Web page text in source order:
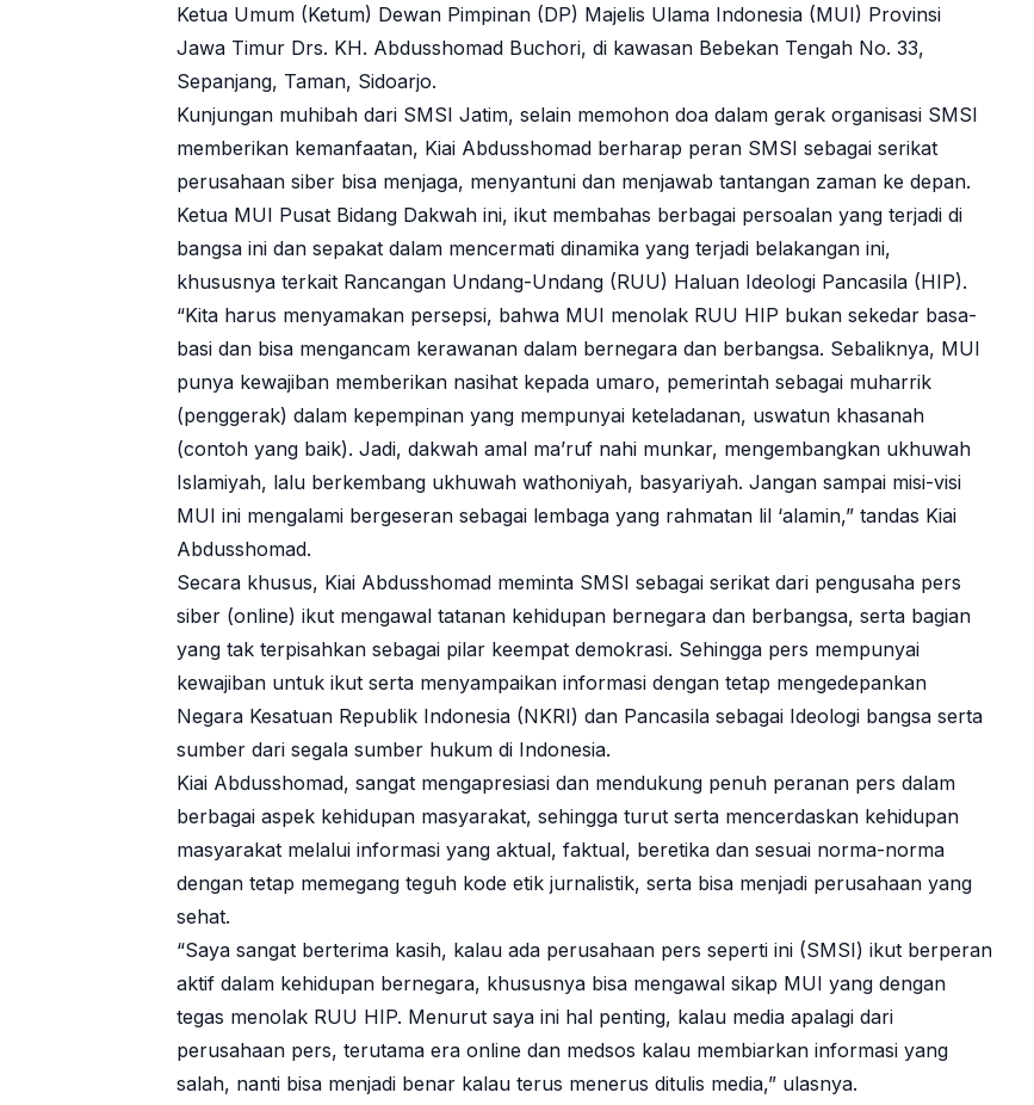
Ketua Umum (Ketum) Dewan Pimpinan (DP) Majelis Ulama Indonesia (MUI) Provinsi
Jawa Timur Drs. KH. Abdusshomad Buchori, di kawasan Bebekan Tengah No. 33,
Sepanjang, Taman, Sidoarjo.
Kunjungan muhibah dari SMSI Jatim, selain memohon doa dalam gerak organisasi SMSI
memberikan kemanfaatan, Kiai Abdusshomad berharap peran SMSI sebagai serikat
perusahaan siber bisa menjaga, menyantuni dan menjawab tantangan zaman ke depan.
Ketua MUI Pusat Bidang Dakwah ini, ikut membahas berbagai persoalan yang terjadi di
bangsa ini dan sepakat dalam mencermati dinamika yang terjadi belakangan ini,
khususnya terkait Rancangan Undang-Undang (RUU) Haluan Ideologi Pancasila (HIP).
“Kita harus menyamakan persepsi, bahwa MUI menolak RUU HIP bukan sekedar basa-
basi dan bisa mengancam kerawanan dalam bernegara dan berbangsa. Sebaliknya, MUI
punya kewajiban memberikan nasihat kepada umaro, pemerintah sebagai muharrik
(penggerak) dalam kepempinan yang mempunyai keteladanan, uswatun khasanah
(contoh yang baik). Jadi, dakwah amal ma’ruf nahi munkar, mengembangkan ukhuwah
Islamiyah, lalu berkembang ukhuwah wathoniyah, basyariyah. Jangan sampai misi-visi
MUI ini mengalami bergeseran sebagai lembaga yang rahmatan lil ‘alamin,” tandas Kiai
Abdusshomad.
Secara khusus, Kiai Abdusshomad meminta SMSI sebagai serikat dari pengusaha pers
siber (online) ikut mengawal tatanan kehidupan bernegara dan berbangsa, serta bagian
yang tak terpisahkan sebagai pilar keempat demokrasi. Sehingga pers mempunyai
kewajiban untuk ikut serta menyampaikan informasi dengan tetap mengedepankan
Negara Kesatuan Republik Indonesia (NKRI) dan Pancasila sebagai Ideologi bangsa serta
sumber dari segala sumber hukum di Indonesia.
Kiai Abdusshomad, sangat mengapresiasi dan mendukung penuh peranan pers dalam
berbagai aspek kehidupan masyarakat, sehingga turut serta mencerdaskan kehidupan
masyarakat melalui informasi yang aktual, faktual, beretika dan sesuai norma-norma
dengan tetap memegang teguh kode etik jurnalistik, serta bisa menjadi perusahaan yang
sehat.
“Saya sangat berterima kasih, kalau ada perusahaan pers seperti ini (SMSI) ikut berperan
aktif dalam kehidupan bernegara, khususnya bisa mengawal sikap MUI yang dengan
tegas menolak RUU HIP. Menurut saya ini hal penting, kalau media apalagi dari
perusahaan pers, terutama era online dan medsos kalau membiarkan informasi yang
salah, nanti bisa menjadi benar kalau terus menerus ditulis media,” ulasnya.